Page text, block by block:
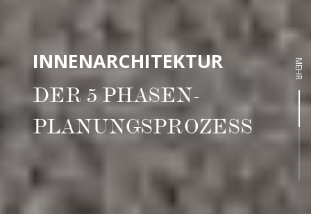
INNENARCHITEKTUR
DER 5 PHASEN-
PLANUNGSPROZESS
MEHR